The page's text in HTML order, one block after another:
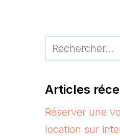
Articles
Réserver une
location sur